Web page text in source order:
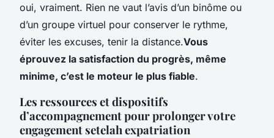
oui, vraiment. Rien ne vaut l’avis d’un binôme ou
d’un groupe virtuel pour conserver le rythme,
éviter les excuses, tenir la distance.Vous
éprouvez la satisfaction du progrès, même
minime, c’est le moteur le plus fiable.
Les ressources et dispositifs
d’accompagnement pour prolonger votre
engagement setelah expatriation